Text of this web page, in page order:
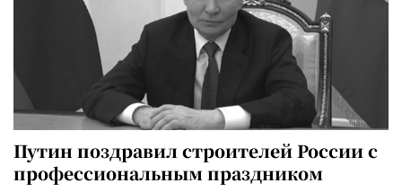
Путин поздравил строителей России с
профессиональным праздником